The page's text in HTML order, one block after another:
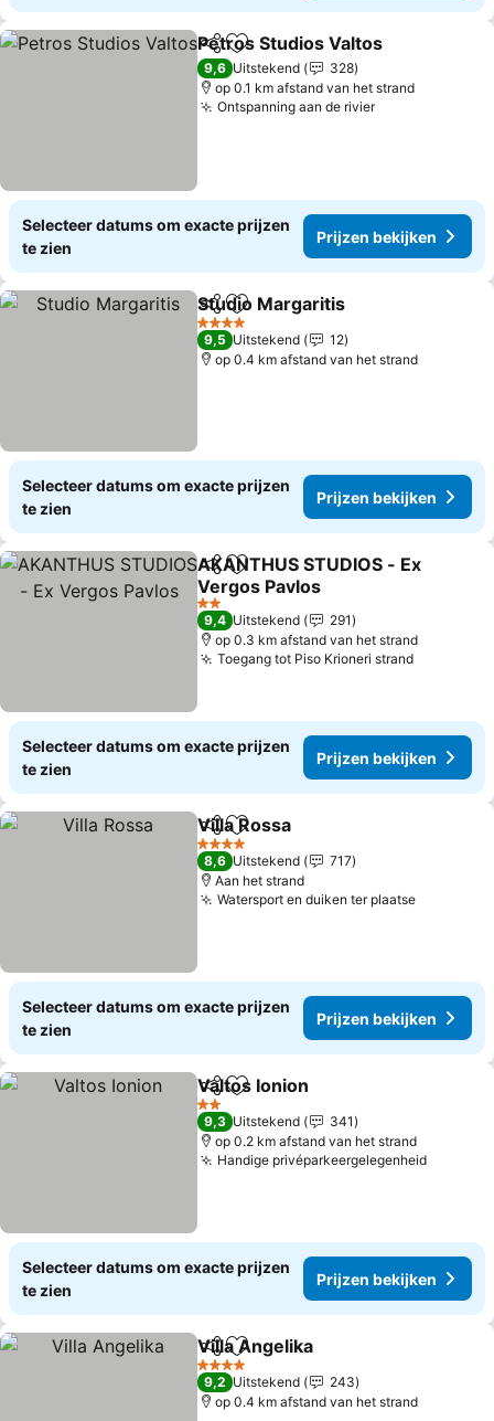
DelenToevoegen aan favorieten
Petros Studios Valtos
9,6 Uitstekend
328
op 0.1 km afstand van het strand
Ontspanning aan de rivier
Selecteer datums om exacte prijzen
te zien
Prijzen bekijken
DelenToevoegen aan favorieten
Studio Margaritis
4 Sterren
9,5 Uitstekend
12
op 0.4 km afstand van het strand
Selecteer datums om exacte prijzen
te zien
Prijzen bekijken
DelenToevoegen aan favorieten
AKANTHUS STUDIOS - Ex
Vergos Pavlos
2 Sterren
9,4 Uitstekend
291
op 0.3 km afstand van het strand
Toegang tot Piso Krioneri strand
Selecteer datums om exacte prijzen
te zien
Prijzen bekijken
DelenToevoegen aan favorieten
Villa Rossa
4 Sterren
8,6 Uitstekend
717
Aan het strand
Watersport en duiken ter plaatse
Selecteer datums om exacte prijzen
te zien
Prijzen bekijken
DelenToevoegen aan favorieten
Valtos Ionion
2 Sterren
9,3 Uitstekend
341
op 0.2 km afstand van het strand
Handige privéparkeergelegenheid
Selecteer datums om exacte prijzen
te zien
Prijzen bekijken
DelenToevoegen aan favorieten
Villa Angelika
4 Sterren
9,2 Uitstekend
243
op 0.4 km afstand van het strand